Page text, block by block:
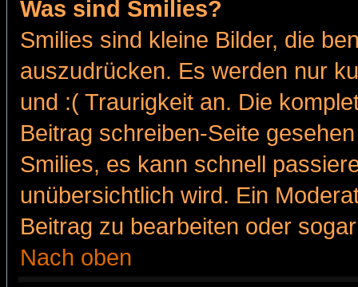
Was sind Smilies?
Smilies sind kleine Bilder, die
auszudrücken. Es werden nur
und :( Traurigkeit an. Die
Beitrag schreiben-Seite
Smilies, es kann schnell
unübersichtlich wird. Ein
Beitrag zu bearbeiten oder
Nach oben